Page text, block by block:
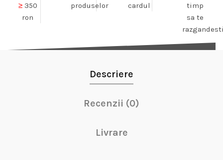
≥350
ron
produselor
cardul
timp
sa te
Descriere
Recenzii (0)
Livrare